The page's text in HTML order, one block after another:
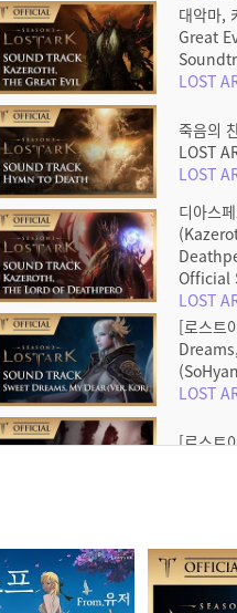
대악마,
Great
LOST
죽음의
LOST
LOST
디아스
Official
LOST
[로스트
LOST
[로스트
LOST